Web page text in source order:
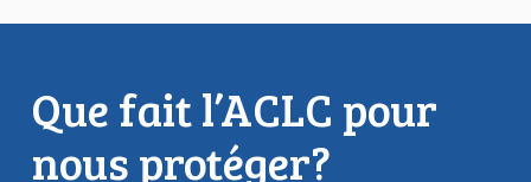
Que fait l’ACLC pour
nous protéger?